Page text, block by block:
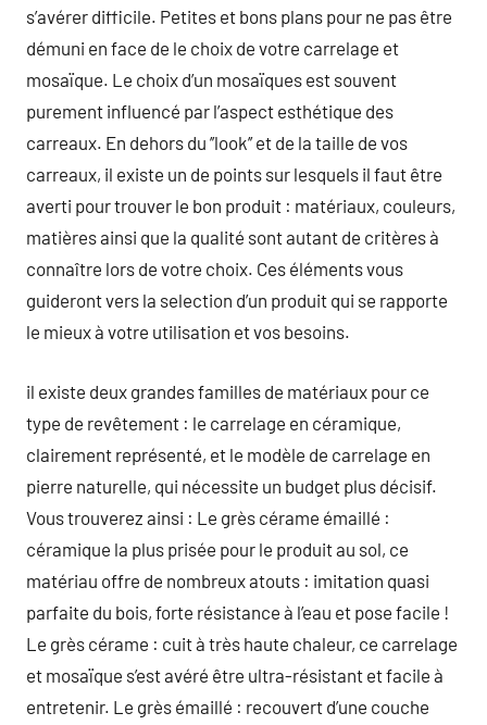
s’avérer difficile. Petites et bons plans pour ne pas être
démuni en face de le choix de votre carrelage et
mosaïque. Le choix d’un mosaïques est souvent
purement influencé par l’aspect esthétique des
carreaux. En dehors du ’’look’’ et de la taille de vos
carreaux, il existe un de points sur lesquels il faut être
averti pour trouver le bon produit : matériaux, couleurs,
matières ainsi que la qualité sont autant de critères à
connaître lors de votre choix. Ces éléments vous
guideront vers la selection d’un produit qui se rapporte
le mieux à votre utilisation et vos besoins.
il existe deux grandes familles de matériaux pour ce
type de revêtement : le carrelage en céramique,
clairement représenté, et le modèle de carrelage en
pierre naturelle, qui nécessite un budget plus décisif.
Vous trouverez ainsi : Le grès cérame émaillé :
céramique la plus prisée pour le produit au sol, ce
matériau offre de nombreux atouts : imitation quasi
parfaite du bois, forte résistance à l’eau et pose facile !
Le grès cérame : cuit à très haute chaleur, ce carrelage
et mosaïque s’est avéré être ultra-résistant et facile à
entretenir. Le grès émaillé : recouvert d’une couche